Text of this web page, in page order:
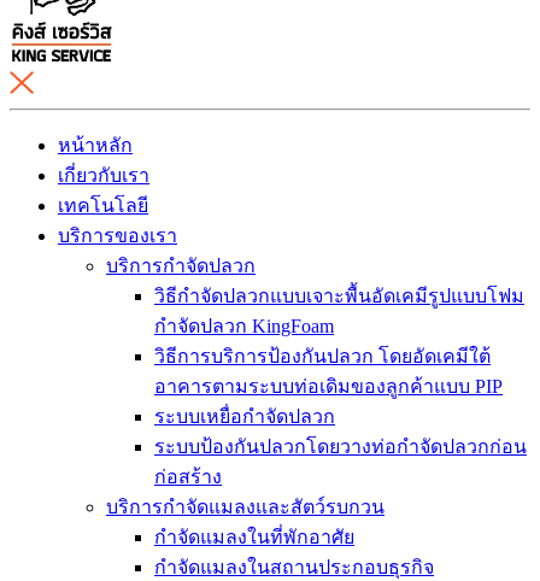
หน้าหลัก
เกี่ยวกับเรา
เทคโนโลยี
บริการของเรา
บริการกำจัดปลวก
วิธีกำจัดปลวกแบบเจาะพื้นอัดเคมีรูปแบบโฟม
กำจัดปลวก KingFoam
วิธีการบริการป้องกันปลวก โดยอัดเคมีใต้
อาคารตามระบบท่อเดิมของลูกค้าแบบ PIP
ระบบเหยื่อกำจัดปลวก
ระบบป้องกันปลวกโดยวางท่อกำจัดปลวกก่อน
ก่อสร้าง
บริการกำจัดแมลงและสัตว์รบกวน
กำจัดแมลงในที่พักอาศัย
กำจัดแมลงในสถานประกอบธุรกิจ